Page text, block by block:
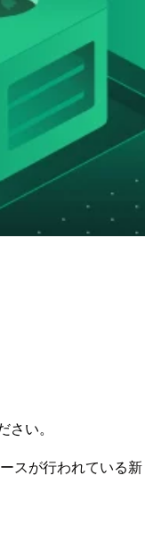
い。
が行われている新